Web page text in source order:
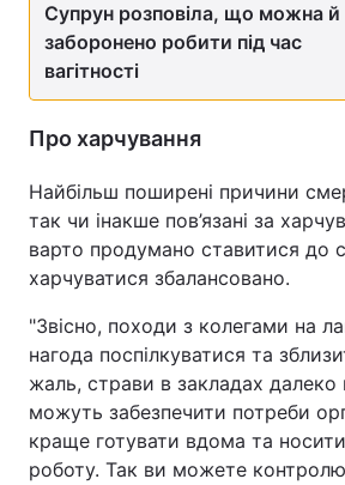
Супрун розповіла, що можна й
заборонено робити під час
вагітності
Про харчування
Найбільш поширені причини
так чи інакше пов’язані за
варто продумано ставитися до
харчуватися збалансовано.
"Звісно, походи з колегами на
нагода поспілкуватися та
жаль, страви в закладах далеко
можуть забезпечити потреби
краще готувати вдома та
роботу. Так ви можете